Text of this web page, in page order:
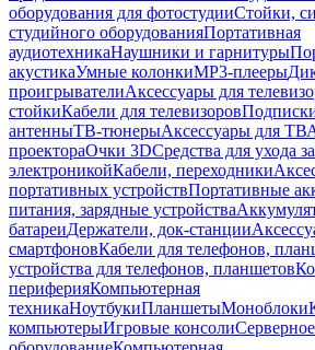
оборудования для фотостудииСтойки,
студийного оборудованияПортативная
аудиотехникаНаушники и гарнитуры
акустикаУмные колонкиMP3-плееры
проигрывателиАксессуары для
стойкиКабели для телевизоров
антенныТВ-тюнерыАксессуары для ТВ
проектораОчки 3DСредства для ухода за
электроникойКабели, переходники
портативных устройствПортативные
питания, зарядные устройства
батареиДержатели, док-станции
смартфоновКабели для телефонов,
устройства для телефонов, планшетов
периферияКомпьютерная
техникаНоутбукиПланшетыМоноблоки
компьютерыИгровые консолиСерверное